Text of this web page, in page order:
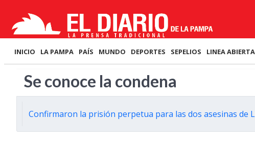
INICIO LA PAMPA PAÍS MUNDO DEPORTES SEPELIOS LINEA ABIERTA
Se conoce la condena
Confirmaron la prisión perpetua para las dos asesinas de